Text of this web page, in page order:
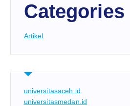
Categories
Artikel
universitasaceh.id
universitasmedan.id